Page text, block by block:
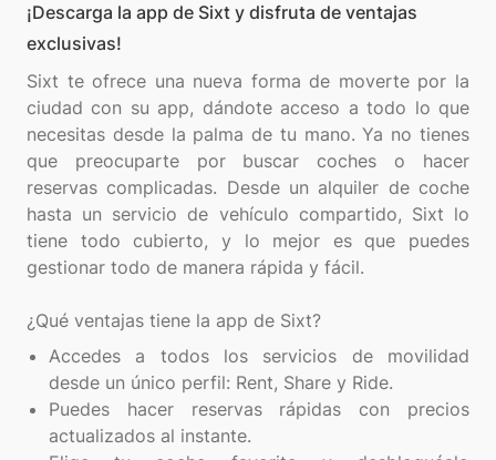
¡Descarga la app de Sixt y disfruta de ventajas
exclusivas!
Sixt te ofrece una nueva forma de moverte por la
ciudad con su app, dándote acceso a todo lo que
necesitas desde la palma de tu mano. Ya no tienes
que preocuparte por buscar coches o hacer
reservas complicadas. Desde un alquiler de coche
hasta un servicio de vehículo compartido, Sixt lo
tiene todo cubierto, y lo mejor es que puedes
gestionar todo de manera rápida y fácil.
Accedes a todos los servicios de movilidad
desde un único perfil: Rent, Share y Ride.
Puedes hacer reservas rápidas con precios
actualizados al instante.